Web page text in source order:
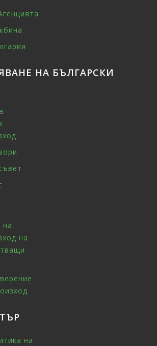
НА БЪЛГАРСКИ
на
на
на